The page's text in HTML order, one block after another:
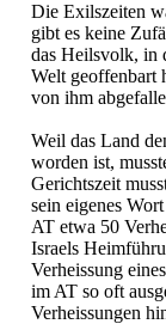
Die Exilszeiten
gibt es keine
das Heilsvolk, in
Welt geoffenbart
von ihm
Weil das Land
worden ist,
Gerichtszeit
sein eigenes
AT etwa 50
Israels
Verheissung
im AT so oft
Verheissungen